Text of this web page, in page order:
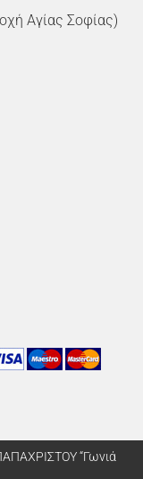
Αγίας Σοφίας)
“Γωνιά